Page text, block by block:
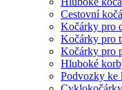
Cestovní
Kočárky pro
Kočárky pro
Kočárky pro
Hluboké
Podvozky ke